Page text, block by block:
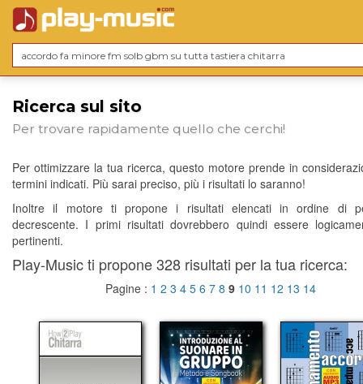
Ricerca sul sito
Per trovare rapidamente quello che cerchi!
Per ottimizzare la tua ricerca, questo motore prende in
termini indicati. Più sarai preciso, più i risultati lo saranno!
Inoltre il motore ti propone i risultati elencati in ordine di
decrescente. I primi risultati dovrebbero quindi essere
pertinenti.
Play-Music ti propone 328 risultati per la tua ricerca:
Pagine : 1 2 3 4 5 6 7 8 9 10 11 12 13 14